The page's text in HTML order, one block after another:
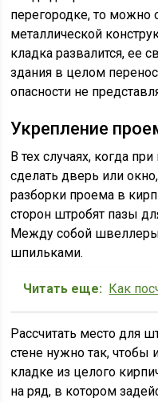
перегородке, то можно
металлической
кладка развалится, ее
здания в целом
опасности не
Укрепление
В тех случаях, когда
сделать дверь или
разборки проема в
сторон штробят пазы
Между собой швеллеры
шпильками.
Читать еще: Как
Рассчитать место для
стене нужно так, чтобы
кладке из целого
на ряд, в котором